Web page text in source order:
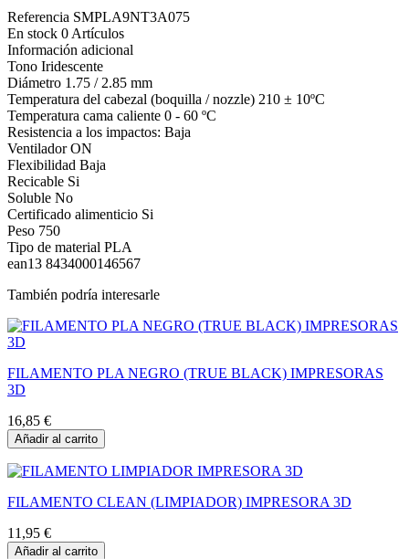
Referencia SMPLA9NT3A075
En stock 0 Artículos
Información adicional
Tono Iridescente
Diámetro 1.75 / 2.85 mm
Temperatura del cabezal (boquilla / nozzle) 210 ± 10ºC
Temperatura cama caliente 0 - 60 ºC
Resistencia a los impactos: Baja
Ventilador ON
Flexibilidad Baja
Recicable Si
Soluble No
Certificado alimenticio Si
Peso 750
Tipo de material PLA
ean13 8434000146567
También podría interesarle
FILAMENTO PLA NEGRO (TRUE BLACK) IMPRESORAS
3D
16,85 €
Añadir al carrito
FILAMENTO CLEAN (LIMPIADOR) IMPRESORA 3D
11,95 €
Añadir al carrito